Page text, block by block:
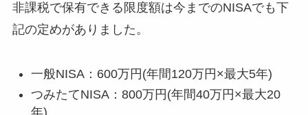
非課税で保有できる限度額は今までのNISAでも下
記の定めがありました。
一般NISA：600万円(年間120万円×最大5年)
つみたてNISA：800万円(年間40万円×最大20